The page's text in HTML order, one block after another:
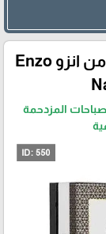
مجفف شعر (سشوار) نانو تيتانيوم من انزو Enzo
المزدحمة